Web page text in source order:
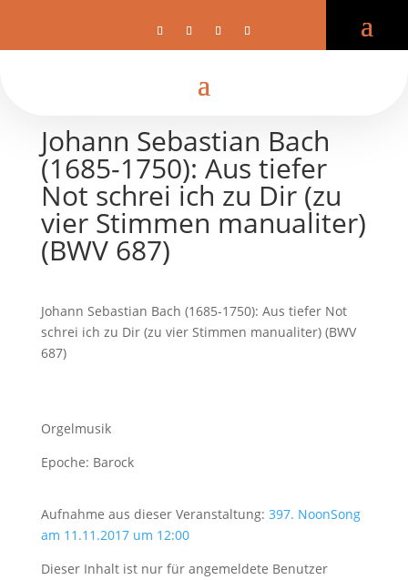
Johann Sebastian Bach
(1685-1750): Aus tiefer
Not schrei ich zu Dir (zu
vier Stimmen manualiter)
(BWV 687)
Johann Sebastian Bach (1685-1750): Aus tiefer Not
schrei ich zu Dir (zu vier Stimmen manualiter) (BWV
687)
Orgelmusik
Epoche: Barock
Aufnahme aus dieser Veranstaltung: 397. NoonSong
am 11.11.2017 um 12:00
Dieser Inhalt ist nur für angemeldete Benutzer